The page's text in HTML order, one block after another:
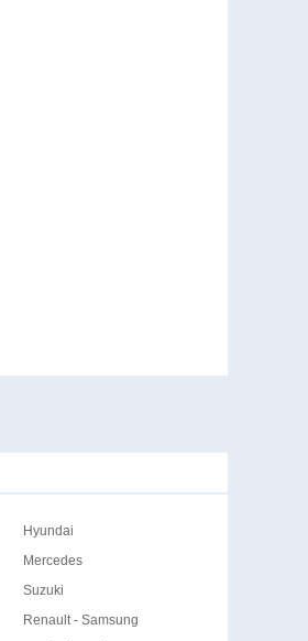
Hyundai
Mercedes
Suzuki
Renault - Samsung